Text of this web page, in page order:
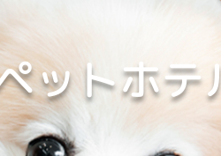
ットホテ